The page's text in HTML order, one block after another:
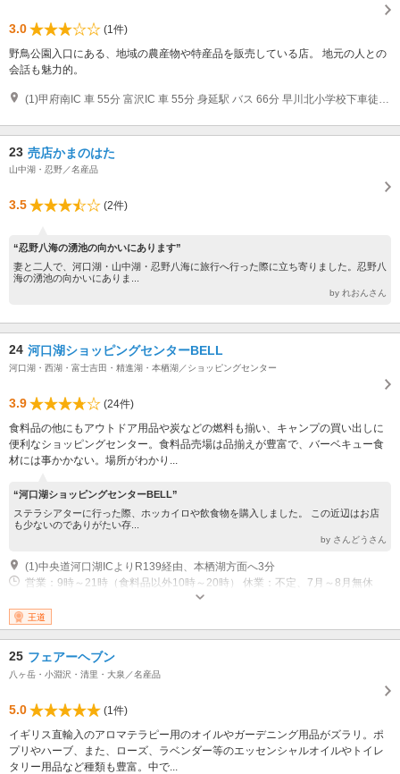
3.0
(1件)
野鳥公園入口にある、地域の農産物や特産品を販売している店。 地元の人との
会話も魅力的。
23 売店かまのはた
山中湖・忍野／名産品
3.5 (2件)
“忍野八海の湧池の向かいにあります”
妻と二人で、河口湖・山中湖・忍野八海に旅行へ行った際に立ち寄りました。忍野八
海の湧池の向かいにありま...
by れおんさん
24 河口湖ショッピングセンターBELL
河口湖・西湖・富士吉田・精進湖・本栖湖／ショッピングセンター
3.9
(24件)
食料品の他にもアウトドア用品や炭などの燃料も揃い、キャンプの買い出しに
便利なショッピングセンター。食料品売場は品揃えが豊富で、バーベキュー食
材には事かかない。場所がわかり...
“河口湖ショッピングセンターBELL”
ステラシアターに行った際、ホッカイロや飲食物を購入しました。 この近辺はお店
も少ないのでありがたい存...
by さんどうさん
(1)中央道河口湖ICよりR139経由、本栖湖方面へ3分
営業：9時～21時（食料品以外10時～20時） 休業：不定、7月～8月無休
王道
25 フェアーヘブン
八ヶ岳・小淵沢・清里・大泉／名産品
5.0
(1件)
イギリス直輸入のアロマテラピー用のオイルやガーデニング用品がズラリ。ポ
プリやハーブ、また、ローズ、ラベンダー等のエッセンシャルオイルやトイレ
タリー用品など種類も豊富。中で...